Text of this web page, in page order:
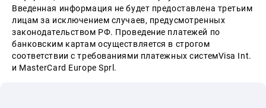
Введенная информация не будет предоставлена третьим
лицам за исключением случаев, предусмотренных
законодательством РФ. Проведение платежей по
банковским картам осуществляется в строгом
соответствии с требованиями платежных системVisa Int.
и MasterCard Europe Sprl.